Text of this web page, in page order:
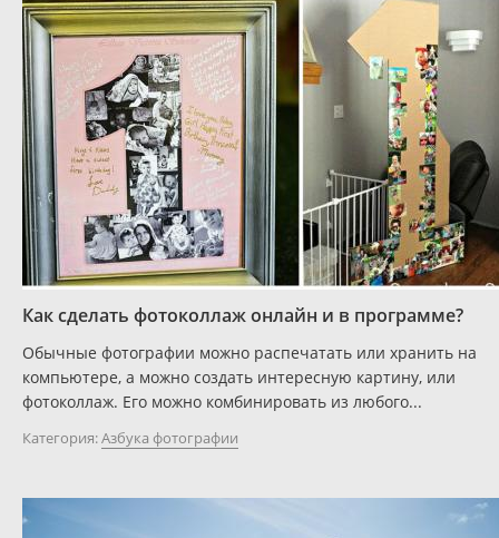
Как сделать фотоколлаж онлайн и в программе?
Обычные фотографии можно распечатать или хранить на
компьютере, а можно создать интересную картину, или
фотоколлаж. Его можно комбинировать из любого...
Категория:Азбука фотографии